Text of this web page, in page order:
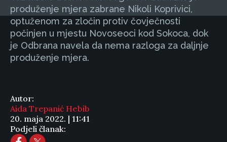
produženje mjera zabrane Nikoli Koprivici,
optuženom za zločin protiv čovječnosti
počinjen u mjestu Novoseoci kod Sokoca, dok
je Odbrana navela da nema razloga za daljnje
produženje mjera.
Autor:
Aida Trepanić Hebib
20. maja 2022. | 11:41
Podjeli članak: